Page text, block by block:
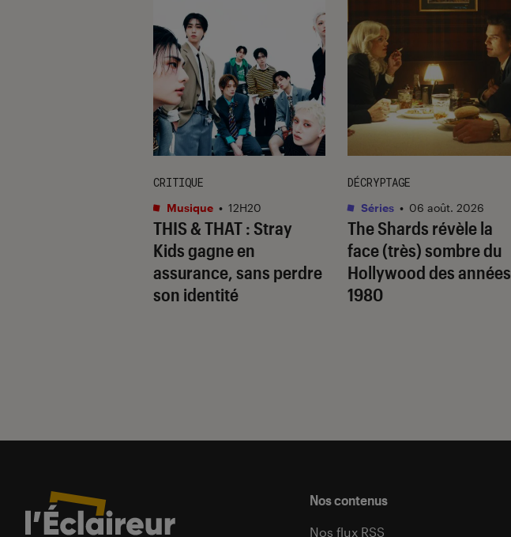
THIS & THAT: Stray
Kids gagne en
assurance, sans perdre
son identité
CRITIQUE
Musique • 12H20
The Shards révèle la
face (très) sombre du
Hollywood des années
1980
DÉCRYPTAGE
Séries • 06 août. 2026
Nos contenus
Nos flux RSS